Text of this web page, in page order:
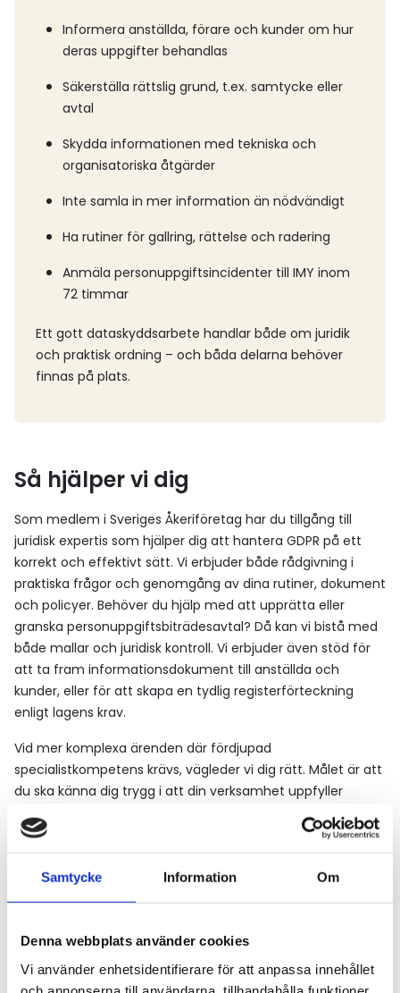
Samtycke Information Om
Denna webbplats använder cookies
Vi använder enhetsidentifierare för att anpassa innehållet
Informera anställda, förare och kunder om hur
deras uppgifter behandlas
Säkerställa rättslig grund, t.ex. samtycke eller
avtal
Skydda informationen med tekniska och
organisatoriska åtgärder
Inte samla in mer information än nödvändigt
Ha rutiner för gallring, rättelse och radering
Anmäla personuppgiftsincidenter till IMY inom
72 timmar
Ett gott dataskyddsarbete handlar både om juridik
och praktisk ordning – och båda delarna behöver
finnas på plats.
Så hjälper vi dig
Som medlem i Sveriges Åkeriföretag har du tillgång till
juridisk expertis som hjälper dig att hantera GDPR på ett
korrekt och effektivt sätt. Vi erbjuder både rådgivning i
praktiska frågor och genomgång av dina rutiner, dokument
och policyer. Behöver du hjälp med att upprätta eller
granska personuppgiftsbiträdesavtal? Då kan vi bistå med
både mallar och juridisk kontroll. Vi erbjuder även stöd för
att ta fram informationsdokument till anställda och
kunder, eller för att skapa en tydlig registerförteckning
enligt lagens krav.
Vid mer komplexa ärenden där fördjupad
specialistkompetens krävs, vägleder vi dig rätt. Målet är att
du ska känna dig trygg i att din verksamhet uppfyller
lagens krav – och samtidigt bygger förtroende med ett
professionellt arbetssätt kring dataskydd.
arbetet